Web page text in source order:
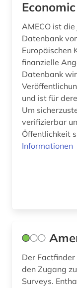
fid
finanzen (1)
AMECO ist
Datenbank
Europäischen
finanzielle
Datenbank
Veröffentlichungen
und ist für
Um
verifizierbar
Öffentlichkeit
Informationen
Der Factfinder
den Zugang
Surveys.